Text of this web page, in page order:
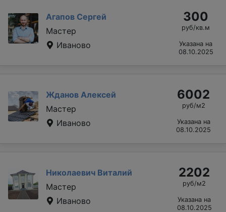
Агапов Сергей
Мастер
Иваново
300
руб/кв.м
Указана на
08.10.2025
Жданов Алексей
Мастер
Иваново
6002
руб/м2
Указана на
08.10.2025
Николаевич Виталий
Мастер
Иваново
2202
руб/м2
Указана на
08.10.2025